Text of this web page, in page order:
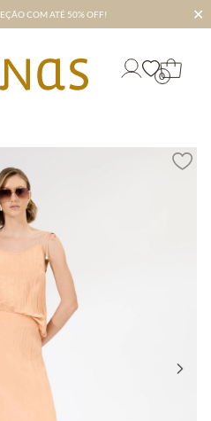
COM ATÉ 50% OFF! ✕
0